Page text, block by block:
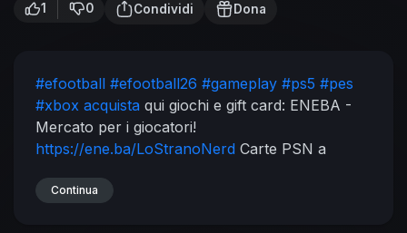
1 0 Condividi Dona
#efootball #efootball26 #gameplay #ps5 #pes
#xbox acquista qui giochi e gift card: ENEBA -
Mercato per i giocatori!
https://ene.ba/LoStranoNerd Carte PSN a
Codice sconto: LOSTRANO
Continua